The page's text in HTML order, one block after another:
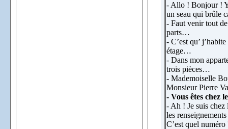
- Allo ! Bonjour !
un seau qui brûle
- Faut venir tout
parts…
- C’est qu’
étage…
- Dans mon
trois pièces…
- Mademoiselle
Monsieur Pierre
- Vous êtes chez
- Ah ! Je suis chez
les renseignements
C’est quel numéro